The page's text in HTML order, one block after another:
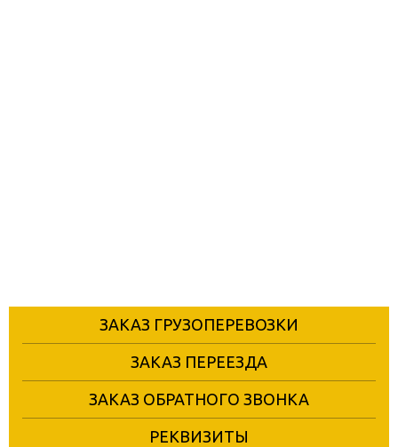
ЗАКАЗ ГРУЗОПЕРЕВОЗКИ
ЗАКАЗ ПЕРЕЕЗДА
ЗАКАЗ ОБРАТНОГО ЗВОНКА
РЕКВИЗИТЫ